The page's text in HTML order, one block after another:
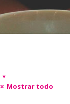
Mostrar todo